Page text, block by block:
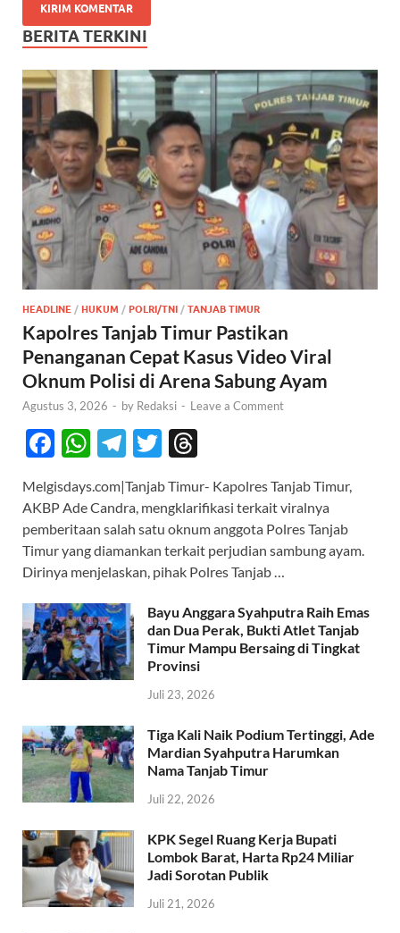
BERITA TERKINI
HEADLINE / HUKUM / POLRI/TNI / TANJAB TIMUR
Kapolres Tanjab Timur Pastikan
Penanganan Cepat Kasus Video Viral
Oknum Polisi di Arena Sabung Ayam
Agustus 3, 2026 - by Redaksi - Leave a Comment
F
e
b
o
o
k
W
at
s
A
p
p
T
e
gr
a
m
T
itt
er
e
a
ds
Melgisdays.com|Tanjab Timur- Kapolres Tanjab Timur,
AKBP Ade Candra, mengklarifikasi terkait viralnya
pemberitaan salah satu oknum anggota Polres Tanjab
Timur yang diamankan terkait perjudian sambung ayam.
Dirinya menjelaskan, pihak Polres Tanjab …
Bayu Anggara Syahputra Raih Emas
dan Dua Perak, Bukti Atlet Tanjab
Timur Mampu Bersaing di Tingkat
Provinsi
Juli 23, 2026
Tiga Kali Naik Podium Tertinggi, Ade
Mardian Syahputra Harumkan
Nama Tanjab Timur
Juli 22, 2026
KPK Segel Ruang Kerja Bupati
Lombok Barat, Harta Rp24 Miliar
Jadi Sorotan Publik
Juli 21, 2026